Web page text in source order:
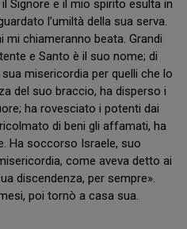
Signore e il mio spirito esulta in
l’umiltà della sua serva.
mi chiameranno beata. Grandi
e Santo è il suo nome; di
misericordia per quelli che lo
del suo braccio, ha disperso i
ha rovesciato i potenti dai
di beni gli affamati, ha
Ha soccorso Israele, suo
come aveva detto ai
discendenza, per sempre».
poi tornò a casa sua.